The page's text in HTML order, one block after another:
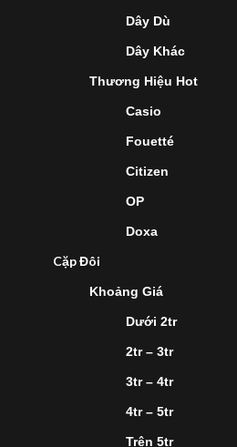
Dây Dù
Dây Khác
Thương Hiệu Hot
Casio
Fouetté
Citizen
OP
Doxa
Cặp Đôi
Khoảng Giá
Dưới 2tr
2tr – 3tr
3tr – 4tr
4tr – 5tr
Trên 5tr